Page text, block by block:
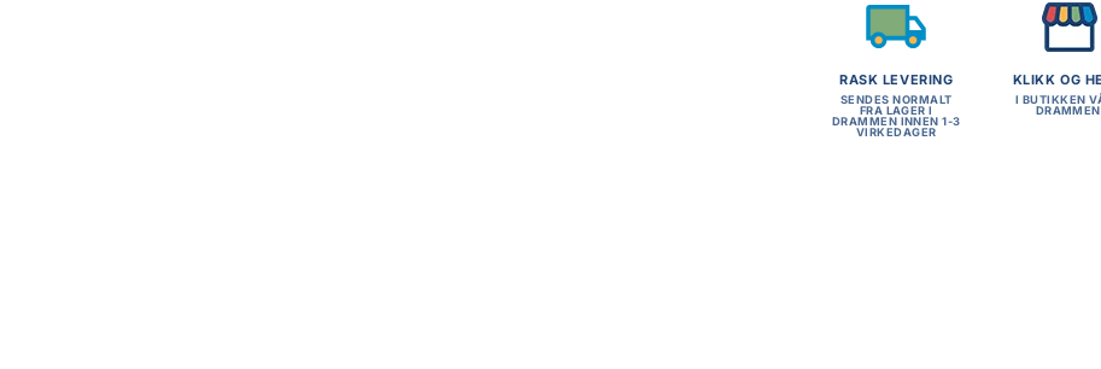
RASK LEVERING
SENDES NORMALT
FRA LAGER I
DRAMMEN INNEN 1-3
VIRKEDAGER
KLIKK OG
I BUTIKKEN
DRAMMEN